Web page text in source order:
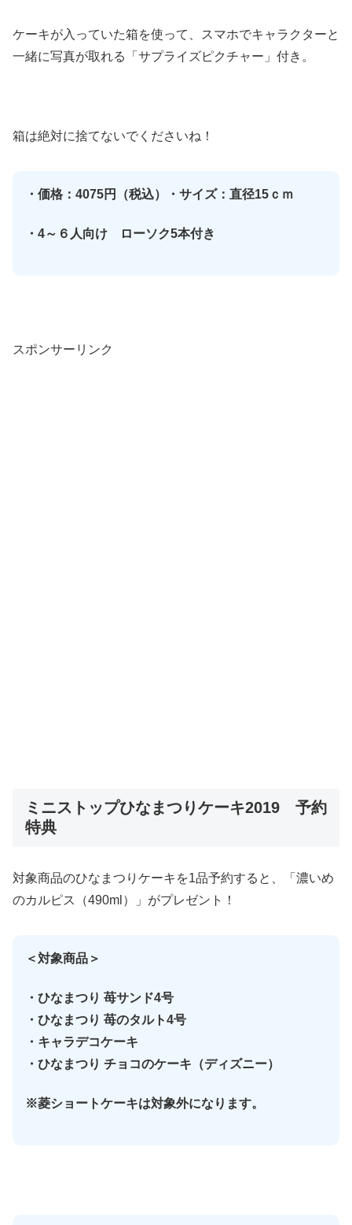
ケーキが入っていた箱を使って、スマホでキャラクターと
一緒に写真が取れる「サプライズピクチャー」付き。
箱は絶対に捨てないでくださいね！
・価格：4075円（税込） ・サイズ：直径15ｃｍ
・4～６人向け ローソク5本付き
スポンサーリンク
ミニストップひなまつりケーキ2019 予約
特典
対象商品のひなまつりケーキを1品予約すると、
「濃いめ
のカルピス（490ml）」がプレゼント！
＜対象商品＞
・ひなまつり 苺サンド4号
・ひなまつり 苺のタルト4号
・キャラデコケーキ
・ひなまつり チョコのケーキ（ディズニー）
※菱ショートケーキは対象外になります。